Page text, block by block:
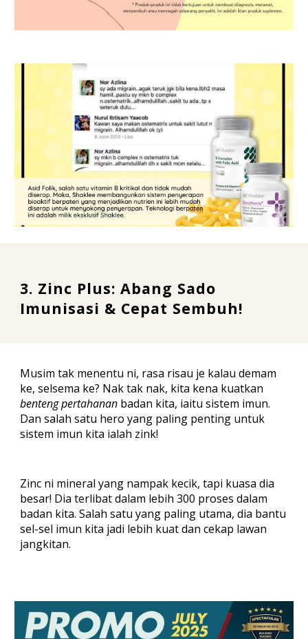
3. Zinc Plus: Abang Sado
Imunisasi & Cepat Sembuh!
Musim tak menentu ni, rasa risau je kalau demam
ke, selsema ke? Nak tak nak, kita kena kuatkan
benteng pertahanan badan kita, iaitusistem imun.
Dan salah satu hero yang paling penting untuk
sistem imun kita ialah zink!
Zinc ni mineral yang nampak kecik, tapi kuasa dia
besar! Dia terlibat dalam lebih 300 proses dalam
badan kita. Salah satu yang paling utama, dia bantu
sel-sel imun kita jadi lebih kuat dan cekap lawan
jangkitan.